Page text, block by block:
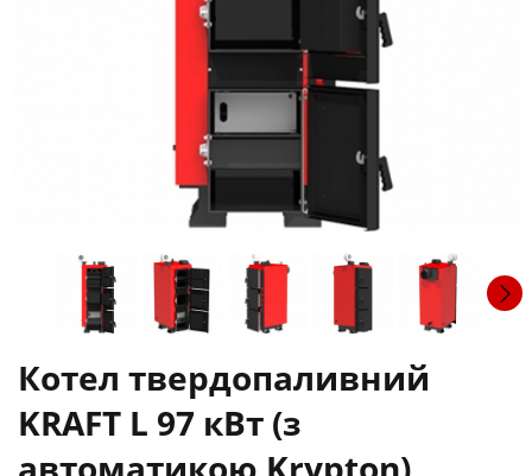
Котел твердопаливний
KRAFT L 97 кВт (з